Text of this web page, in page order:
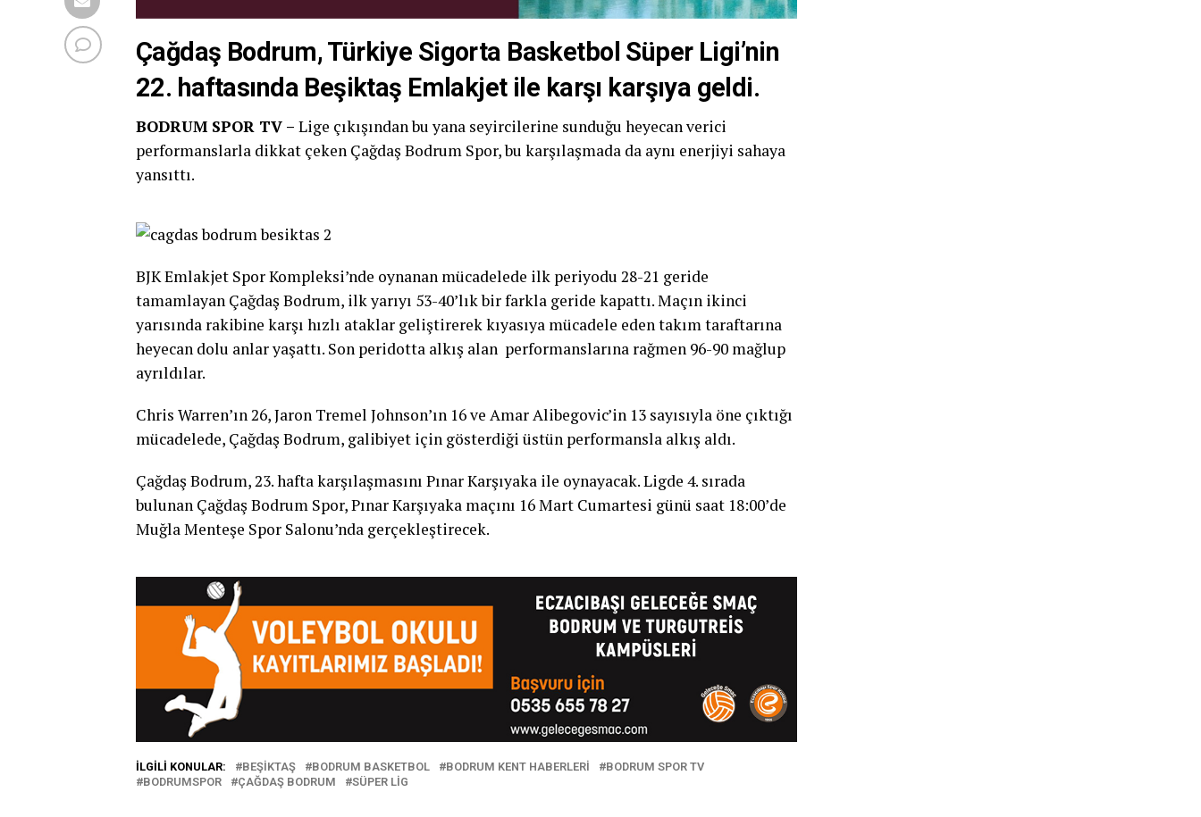
Çağdaş Bodrum, Türkiye Sigorta Basketbol Süper Ligi’nin
22. haftasında Beşiktaş Emlakjet ile karşı karşıya geldi.
BODRUM SPOR TV – Lige çıkışından bu yana seyircilerine sunduğu heyecan verici
performanslarla dikkat çeken Çağdaş Bodrum Spor, bu karşılaşmada da aynı enerjiyi sahaya
yansıttı.
BJK Emlakjet Spor Kompleksi’nde oynanan mücadelede ilk periyodu 28-21 geride
tamamlayan Çağdaş Bodrum, ilk yarıyı 53-40’lık bir farkla geride kapattı. Maçın ikinci
yarısında rakibine karşı hızlı ataklar geliştirerek kıyasıya mücadele eden takım taraftarına
heyecan dolu anlar yaşattı. Son peridotta alkış alan performanslarına rağmen 96-90 mağlup
ayrıldılar.
Chris Warren’ın 26, Jaron Tremel Johnson’ın 16 ve Amar Alibegovic’in 13 sayısıyla öne çıktığı
mücadelede, Çağdaş Bodrum, galibiyet için gösterdiği üstün performansla alkış aldı.
Çağdaş Bodrum, 23. hafta karşılaşmasını Pınar Karşıyaka ile oynayacak. Ligde 4. sırada
bulunan Çağdaş Bodrum Spor, Pınar Karşıyaka maçını 16 Mart Cumartesi günü saat 18:00’de
Muğla Menteşe Spor Salonu’nda gerçekleştirecek.
İLGILI KONULAR: BEŞIKTAŞ BODRUM BASKETBOL BODRUM KENT HABERLERI
BODRUM SPOR TV
BODRUMSPOR
ÇAĞDAŞ BODRUM SÜPER LIG